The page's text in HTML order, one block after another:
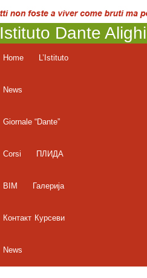
Istituto Dante
Home L’Istituto
News
Giornale “Dante”
Corsi ПЛИДА
BIM Галерија
Контакт Курсеви
News